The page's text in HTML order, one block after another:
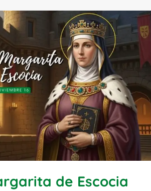
de Escocia